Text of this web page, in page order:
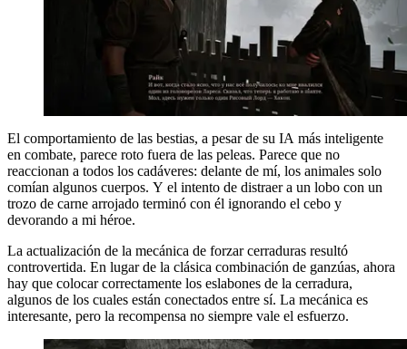
El comportamiento de las bestias, a pesar de su IA más inteligente
en combate, parece roto fuera de las peleas. Parece que no
reaccionan a todos los cadáveres: delante de mí, los animales solo
comían algunos cuerpos. Y el intento de distraer a un lobo con un
trozo de carne arrojado terminó con él ignorando el cebo y
devorando a mi héroe.
La actualización de la mecánica de forzar cerraduras resultó
controvertida. En lugar de la clásica combinación de ganzúas, ahora
hay que colocar correctamente los eslabones de la cerradura,
algunos de los cuales están conectados entre sí. La mecánica es
interesante, pero la recompensa no siempre vale el esfuerzo.